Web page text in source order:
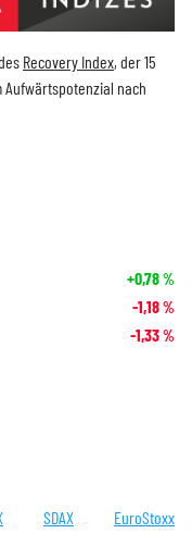
Recovery Index, der 15
nach
+0,78%
-1,18%
-1,33%
SDAX EuroStoxx